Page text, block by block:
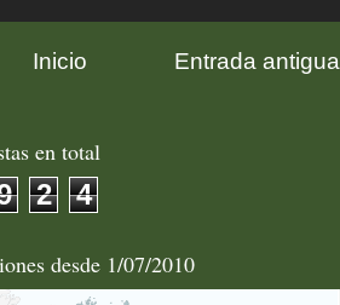
Entrada antigua
Inicio
en total
2 4
desde 1/07/2010